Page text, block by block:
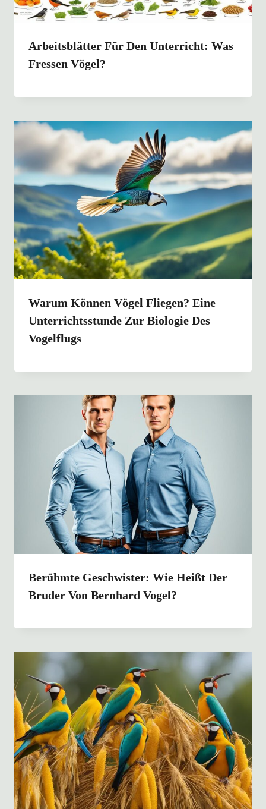
Arbeitsblätter Für Den Unterricht: Was
Fressen Vögel?
Warum Können Vögel Fliegen? Eine
Unterrichtsstunde Zur Biologie Des
Vogelflugs
Berühmte Geschwister: Wie Heißt Der
Bruder Von Bernhard Vogel?